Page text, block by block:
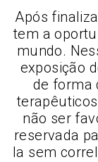
Após
tem a
mundo.
exposição
de forma
não ser
reservada
la sem